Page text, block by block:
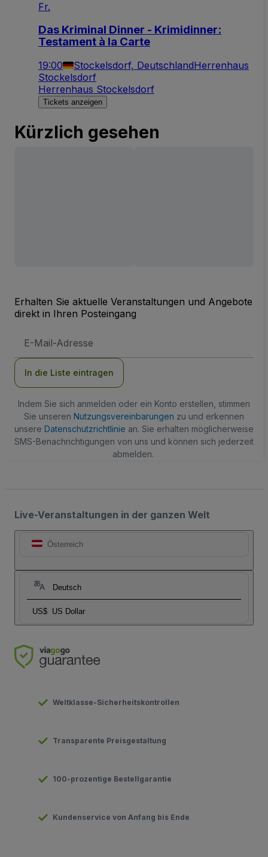
Fr.
Das Kriminal Dinner - Krimidinner:
Testament à la Carte
19:00 Stockelsdorf, DeutschlandHerrenhaus
Stockelsdorf
Herrenhaus Stockelsdorf
Tickets anzeigen
Kürzlich gesehen
Erhalten Sie aktuelle Veranstaltungen und Angebote
direkt in Ihren Posteingang
Mail-
In die Liste eintragen
Indem Sie sich anmelden oder ein Konto erstellen, stimmen
Sie unseren Nutzungsvereinbarungen zu und erkennen
unsere Datenschutzrichtlinie an. Sie erhalten möglicherweise
SMS-Benachrichtigungen von uns und können sich jederzeit
abmelden.
Live-Veranstaltungen in der ganzen Welt
Österreich
Deutsch
US$ US Dollar
Weltklasse-Sicherheitskontrollen
Transparente Preisgestaltung
100-prozentige Bestellgarantie
Kundenservice von Anfang bis Ende